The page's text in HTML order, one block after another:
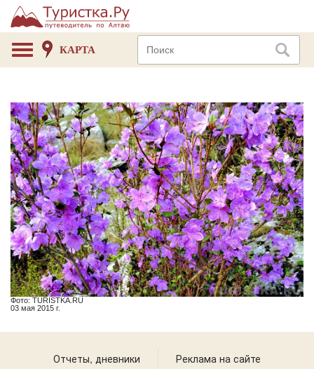
КАРТА
Фото: TURISTKA.RU
03 мая 2015 г.
Отчеты, дневники
Реклама на сайте